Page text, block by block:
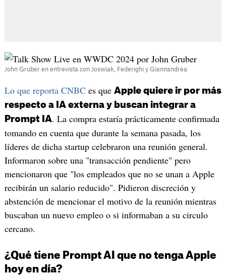
John Gruber en entrevista con Joswiak, Federighi y Giannandrea
Lo que reporta CNBCes que Apple quiere ir por más
respecto a IA externa y buscan integrar a
Prompt IA. La compra estaría prácticamente confirmada
tomando en cuenta que durante la semana pasada, los
líderes de dicha startup celebraron una reunión general.
Informaron sobre una "transacción pendiente" pero
mencionaron que "los empleados que no se unan a Apple
recibirán un salario reducido". Pidieron discreción y
abstención de mencionar el motivo de la reunión mientras
buscaban un nuevo empleo o si informaban a su circulo
cercano.
¿Qué tiene Prompt AI que no tenga Apple
hoy en día?